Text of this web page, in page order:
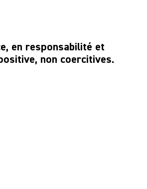
en responsabilité et
non coercitives.